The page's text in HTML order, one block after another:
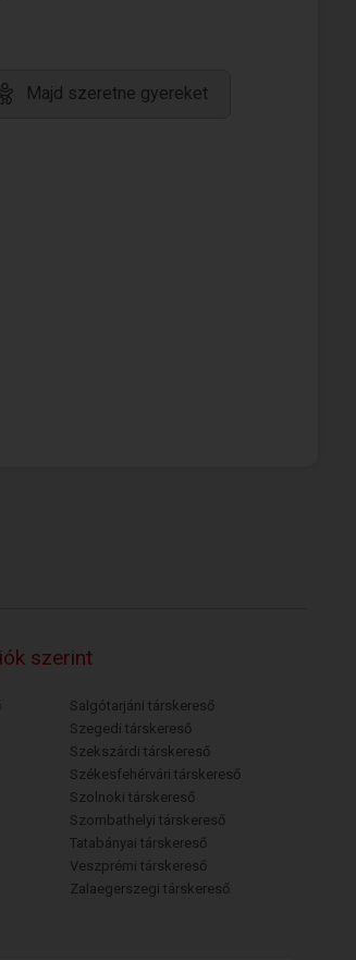
Majd szeretne gyereket
szerint
Salgótarjáni társkereső
Szegedi társkereső
Szekszárdi társkereső
Székesfehérvári társkereső
Szolnoki társkereső
Szombathelyi társkereső
Tatabányai társkereső
Veszprémi társkereső
Zalaegerszegi társkereső